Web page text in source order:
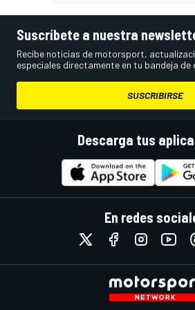
Suscríbete a nuestra
Recibe noticias de motorsport,
especiales directamente en tu bandeja de
SUSCRIBIRSE
Descarga tus
En redes